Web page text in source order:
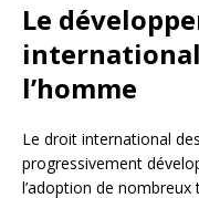
Le
l’homme
Le droit international
progressivement
l’adoption de